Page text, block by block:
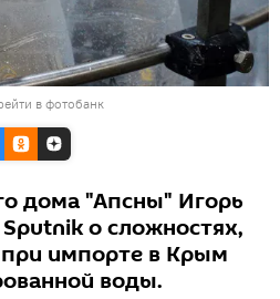
в фотобанк
дома "Апсны" Игорь
о сложностях,
импорте в Крым
воды.